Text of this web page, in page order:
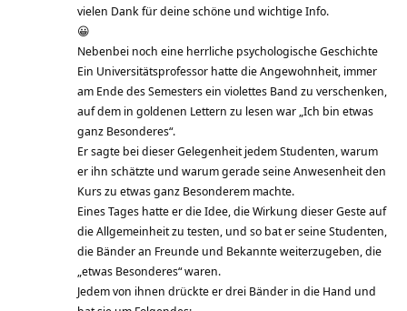
vielen Dank für deine schöne und wichtige Info.
😀
Nebenbei noch eine herrliche psychologische Geschichte
Ein Universitätsprofessor hatte die Angewohnheit, immer
am Ende des Semesters ein violettes Band zu verschenken,
auf dem in goldenen Lettern zu lesen war „Ich bin etwas
ganz Besonderes“.
Er sagte bei dieser Gelegenheit jedem Studenten, warum
er ihn schätzte und warum gerade seine Anwesenheit den
Kurs zu etwas ganz Besonderem machte.
Eines Tages hatte er die Idee, die Wirkung dieser Geste auf
die Allgemeinheit zu testen, und so bat er seine Studenten,
die Bänder an Freunde und Bekannte weiterzugeben, die
„etwas Besonderes“ waren.
Jedem von ihnen drückte er drei Bänder in die Hand und